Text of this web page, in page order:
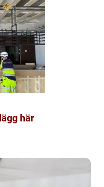
här